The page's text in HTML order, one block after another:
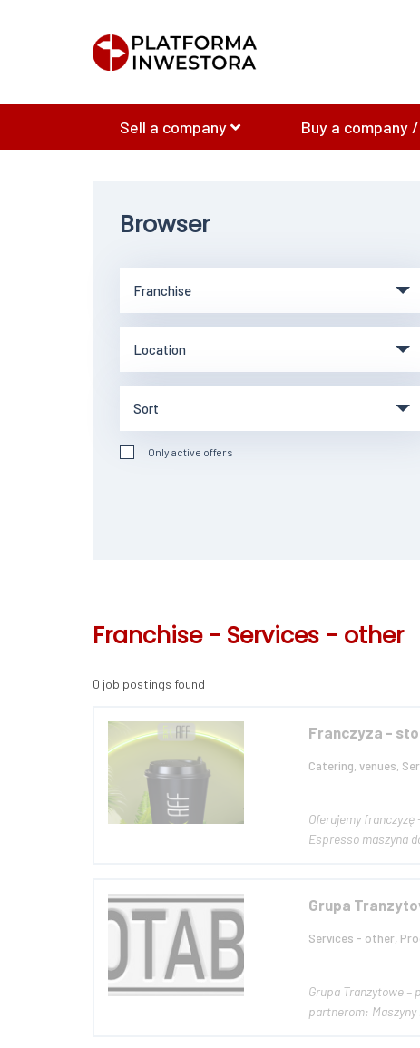
Sell a company Buy a company
Browser
Only active offers
Franchise - Services - other
0 job postings found
Franczyza -
Catering, venues,
Oferujemy franczyzę -
Espresso maszyna
Grupa
Services - other,
Grupa Tranzytowe – producent i dystrybutor tablic rejestracyjnych do samochodów poszukuje kooperantów na terenie całej Polski. Oferujemy naszym